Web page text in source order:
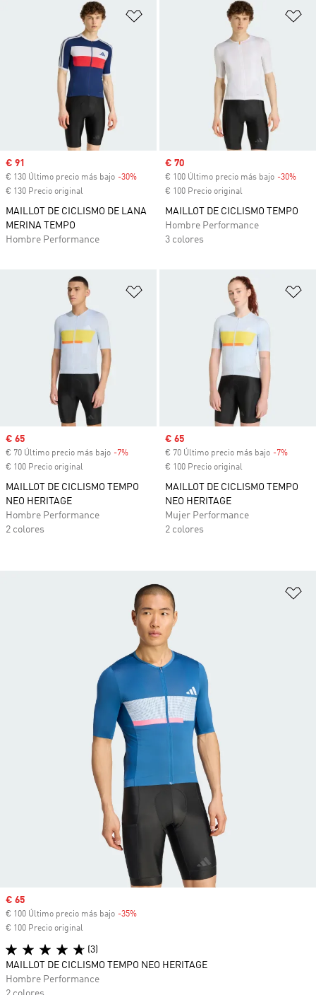
Añadir a la lista de deseos
Precio de venta
€ 91
€ 130 Último precio más bajo -30% Descuento
€ 130 Precio original
MAILLOT DE CICLISMO DE LANA
MERINA TEMPO
Hombre Performance
Precio de venta
€ 70
€ 100 Último precio más bajo -30%
€ 100 Precio original
MAILLOT DE CICLISMO TEMPO
Hombre Performance
3 colores
Añadir a la lista de deseos
Precio de venta
€ 65
€ 70 Último precio más bajo -7% Descuento
€ 100 Precio original
MAILLOT DE CICLISMO TEMPO
NEO HERITAGE
Hombre Performance
2 colores
Precio de venta
€ 65
€ 70 Último precio más bajo -7%
€ 100 Precio original
MAILLOT DE CICLISMO TEMPO
NEO HERITAGE
Mujer Performance
2 colores
Precio de venta
€ 65
€ 100 Último precio más bajo -35%
€ 100 Precio original
(3)
MAILLOT DE CICLISMO TEMPO NEO HERITAGE
Hombre Performance